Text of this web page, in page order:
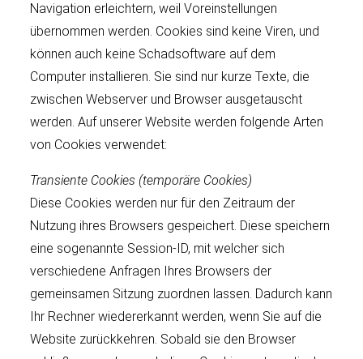
Navigation erleichtern, weil Voreinstellungen
übernommen werden. Cookies sind keine Viren, und
können auch keine Schadsoftware auf dem
Computer installieren. Sie sind nur kurze Texte, die
zwischen Webserver und Browser ausgetauscht
werden. Auf unserer Website werden folgende Arten
von Cookies verwendet:
Transiente Cookies (temporäre Cookies)
Diese Cookies werden nur für den Zeitraum der
Nutzung ihres Browsers gespeichert. Diese speichern
eine sogenannte Session-ID, mit welcher sich
verschiedene Anfragen Ihres Browsers der
gemeinsamen Sitzung zuordnen lassen. Dadurch kann
Ihr Rechner wiedererkannt werden, wenn Sie auf die
Website zurückkehren. Sobald sie den Browser